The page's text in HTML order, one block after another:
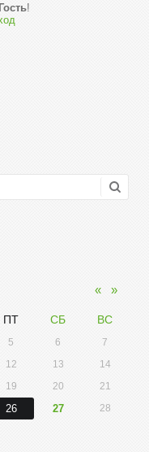
Гость!
« »
ПТ СБ ВС
5 6
7
12 13
14
19 20
21
26 27
28